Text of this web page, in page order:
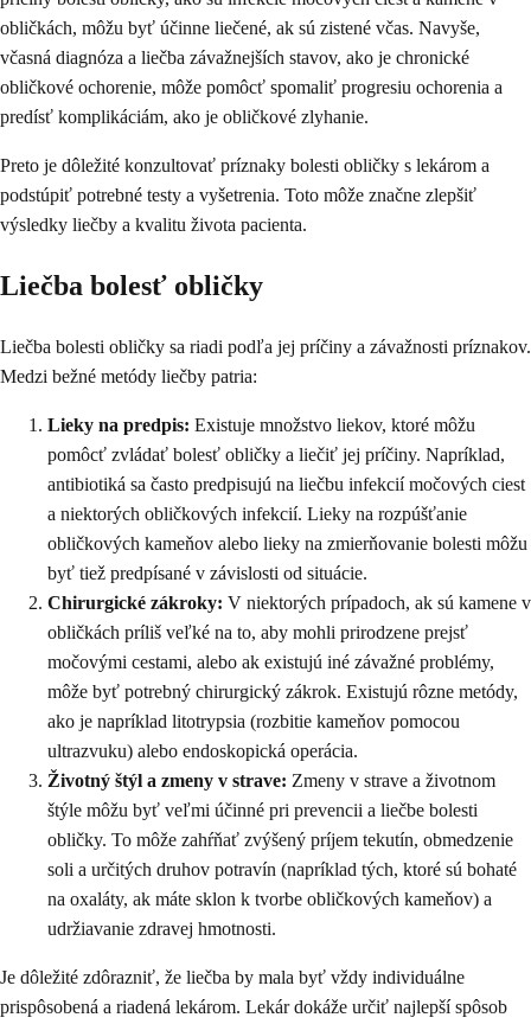
obličkách, môžu byť účinne liečené, ak sú zistené včas. Navyše,
včasná diagnóza a liečba závažnejších stavov, ako je chronické
obličkové ochorenie, môže pomôcť spomaliť progresiu ochorenia a
predísť komplikáciám, ako je obličkové zlyhanie.
Preto je dôležité konzultovať príznaky bolesti obličky s lekárom a
podstúpiť potrebné testy a vyšetrenia. Toto môže značne zlepšiť
výsledky liečby a kvalitu života pacienta.
Liečba bolesť obličky
Liečba bolesti obličky sa riadi podľa jej príčiny a závažnosti príznakov.
Medzi bežné metódy liečby patria:
Lieky na predpis: Existuje množstvo liekov, ktoré môžu
pomôcť zvládať bolesť obličky a liečiť jej príčiny. Napríklad,
antibiotiká sa často predpisujú na liečbu infekcií močových ciest
a niektorých obličkových infekcií. Lieky na rozpúšťanie
obličkových kameňov alebo lieky na zmierňovanie bolesti môžu
byť tiež predpísané v závislosti od situácie.
Chirurgické zákroky: V niektorých prípadoch, ak sú kamene v
obličkách príliš veľké na to, aby mohli prirodzene prejsť
močovými cestami, alebo ak existujú iné závažné problémy,
môže byť potrebný chirurgický zákrok. Existujú rôzne metódy,
ako je napríklad litotrypsia (rozbitie kameňov pomocou
ultrazvuku) alebo endoskopická operácia.
Životný štýl a zmeny v strave: Zmeny v strave a životnom
štýle môžu byť veľmi účinné pri prevencii a liečbe bolesti
obličky. To môže zahŕňať zvýšený príjem tekutín, obmedzenie
soli a určitých druhov potravín (napríklad tých, ktoré sú bohaté
na oxaláty, ak máte sklon k tvorbe obličkových kameňov) a
udržiavanie zdravej hmotnosti.
Je dôležité zdôrazniť, že liečba by mala byť vždy individuálne
prispôsobená a riadená lekárom. Lekár dokáže určiť najlepší spôsob